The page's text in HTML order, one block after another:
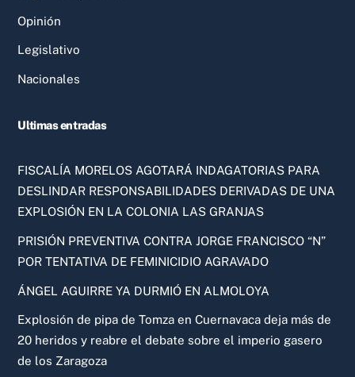
Opinión
Legislativo
Nacionales
Ultimas entradas
FISCALÍA MORELOS AGOTARÁ INDAGATORIAS PARA
DESLINDAR RESPONSABILIDADES DERIVADAS DE UNA
EXPLOSIÓN EN LA COLONIA LAS GRANJAS
PRISIÓN PREVENTIVA CONTRA JORGE FRANCISCO “N”
POR TENTATIVA DE FEMINICIDIO AGRAVADO
ÁNGEL AGUIRRE YA DURMIÓ EN ALMOLOYA
Explosión de pipa de Tomza en Cuernavaca deja más de
20 heridos y reabre el debate sobre el imperio gasero
de los Zaragoza